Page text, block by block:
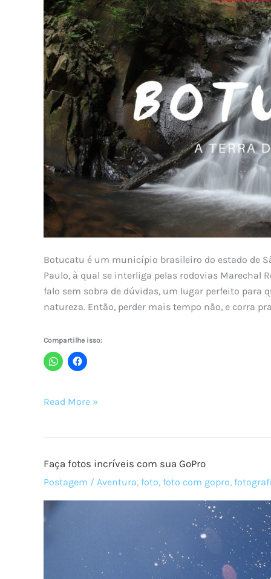
Botucatu é um município brasileiro do estado de
Paulo, à qual se interliga pelas rodovias Marechal
falo sem sobra de dúvidas, um lugar perfeito
natureza. Então, perder mais tempo não, e corra
Compartilhe isso:
Descubra
terra
da
Read More »
Faça fotos incríveis com sua GoPro
Postagem / Aventura, foto, foto com gopro,